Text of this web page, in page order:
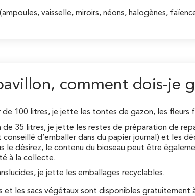
vaisselle, miroirs, néons, halogènes,
comment dois-je
de 100 litres, je jette les tontes de gazon, les fleurs
de 35 litres, je jette les restes de préparation de
conseillé d’emballer dans du papier journal) et les
le désirez, le contenu du bioseau peut être
à la collecte.
je jette les emballages recyclables.
et les sacs végétaux sont disponibles gratuitement